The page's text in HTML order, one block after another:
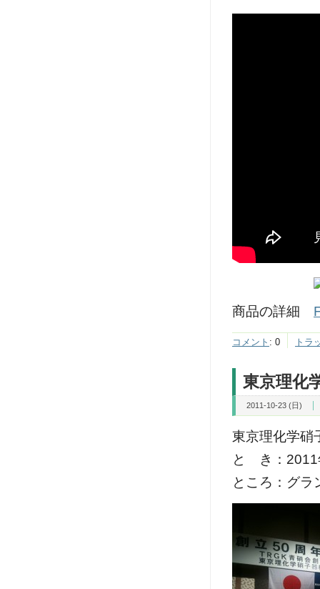
商品の詳細
コメント : 0 トラ
東京理化
2011-10-23 (日)
東京理化学硝
と き：2011
ところ：グラ